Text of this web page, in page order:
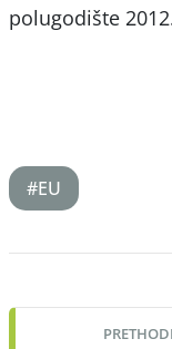
polugodište
#EU
navigation